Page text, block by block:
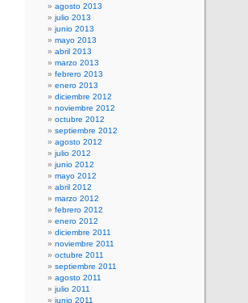
agosto 2013
julio 2013
junio 2013
mayo 2013
abril 2013
marzo 2013
febrero 2013
enero 2013
diciembre 2012
noviembre 2012
octubre 2012
septiembre 2012
agosto 2012
julio 2012
junio 2012
mayo 2012
abril 2012
marzo 2012
febrero 2012
enero 2012
diciembre 2011
noviembre 2011
octubre 2011
septiembre 2011
agosto 2011
julio 2011
junio 2011